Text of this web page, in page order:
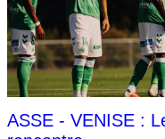
ASSE - VENISE :